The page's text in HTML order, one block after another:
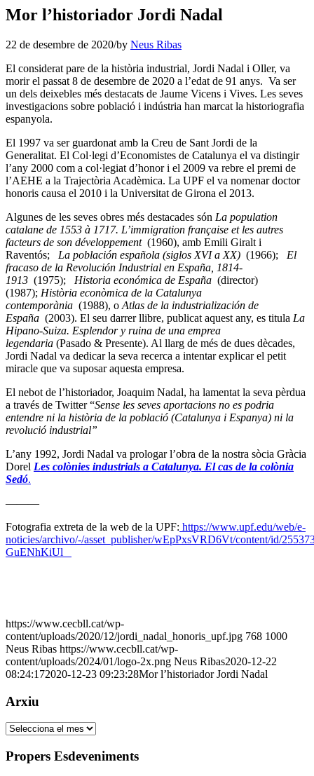
Mor l’historiador Jordi Nadal
22 de desembre de 2020/by Neus Ribas
El considerat pare de la història industrial, Jordi Nadal i Oller, va
morir el passat 8 de desembre de 2020 a l’edat de 91 anys. Va ser
un dels deixebles més destacats de Jaume Vicens i Vives. Les seves
investigacions sobre població i indústria han marcat la historiografia
espanyola.
El 1997 va ser guardonat amb la Creu de Sant Jordi de la
Generalitat. El Col·legi d’Economistes de Catalunya el va distingir
l’any 2000 com a col·legiat d’honor i el 2009 va rebre el premi de
l’AEHE a la Trajectòria Acadèmica. La UPF el va nomenar doctor
honoris causa el 2010 i la Universitat de Girona el 2013.
Algunes de les seves obres més destacades són La population
catalane de 1553 à 1717. L’immigration française et les autres
facteurs de son développement (1960), amb Emili Giralt i
Raventós;
La población española (siglos XVI a XX) (1966);
El
fracaso de la Revolución Industrial en España, 1814-
1913 (1975); Historia económica de España (director)
(1987); Història econòmica de la Catalunya
contemporània (1988), o Atlas de la industrialización de
España (2003). El seu darrer llibre, publicat aquest any, es titula La
Hipano-Suiza. Esplendor y ruina de una emprea
legendaria (Pasado & Presente). Al llarg de més de dues dècades,
Jordi Nadal va dedicar la seva recerca a intentar explicar el petit
miracle que va suposar aquesta empresa.
El nebot de l’historiador, Joaquim Nadal, ha lamentat la seva pèrdua
a través de Twitter “Sense les seves aportacions no es podria
entendre ni la història de la població (Catalunya i Espanya) ni la
revolució industrial”
L’any 1992, Jordi Nadal va prologar l’obra de la nostra sòcia Gràcia
Dorel Les colònies industrials a Catalunya. El cas de la colònia
Sedó.
———
Fotografia extreta de la web de la UPF: https://www.upf.edu/web/e-
noticies/archivo/-/asset_publisher/wEpPxsVRD6Vt/content/id/
GuENhKiUl
https://www.cecbll.cat/wp-
content/uploads/2020/12/jordi_nadal_honoris_upf.jpg 768 1000
Neus Ribas https://www.cecbll.cat/wp-
content/uploads/2024/01/logo-2x.png Neus Ribas2020-12-22
08:24:172020-12-23 09:23:28Mor l’historiador Jordi Nadal
Arxiu
Arxiu
Propers Esdeveniments